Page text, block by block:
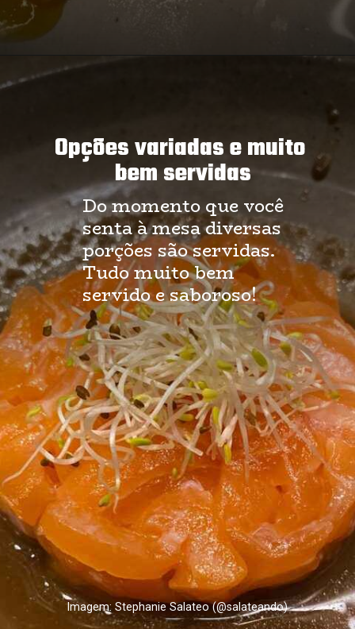
Opções variadas e muito
bem servidas
Do momento que você
senta à mesa diversas
porções são servidas.
Tudo muito bem
servido e saboroso!
Imagem: Stephanie Salateo (@salateando)